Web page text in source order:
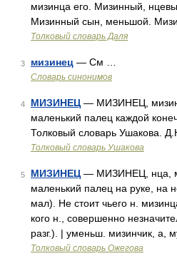
мизинца его. Мизинный,
Мизинный сын, меньшой.
Толковый словарь Даля
3 мизинец — См …
Словарь синонимов
4 МИЗИНЕЦ — МИЗИНЕЦ,
маленький палец каждой
Толковый словарь Ушакова.
Толковый словарь Ушакова
5 МИЗИНЕЦ — МИЗИНЕЦ, нца,
маленький палец на руке, на
мал). Не стоит чьего н.
кого н., совершенно
разг.). | уменьш. мизинчик, а,
Толковый словарь Ожегова